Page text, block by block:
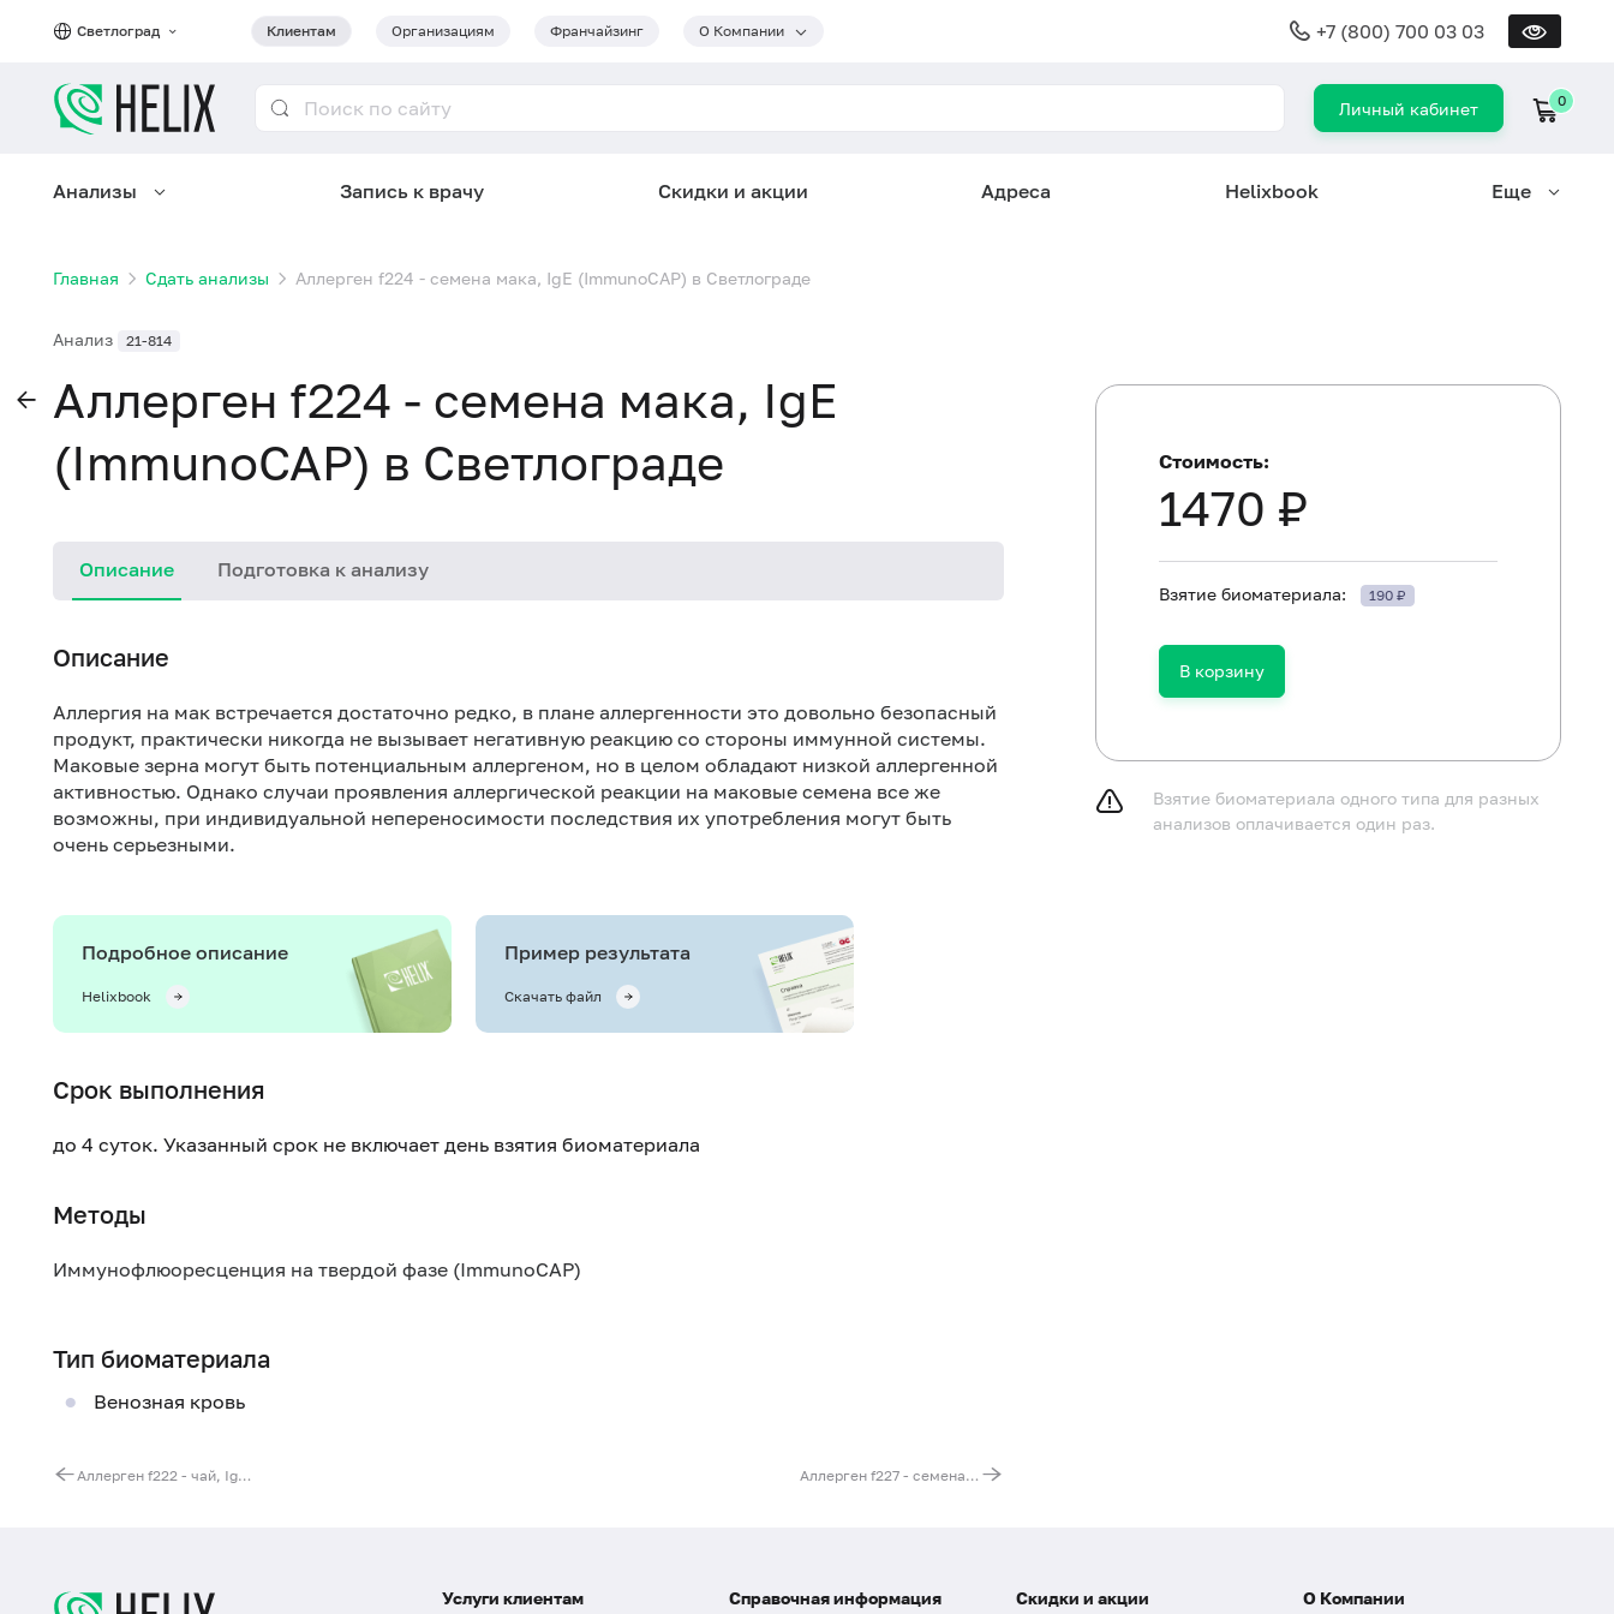
Светлоград Клиентам Организациям Франчайзинг О Компании +7 (800) 700 03 03
Личный кабинет 0
Анализы Запись к врачу Скидки и акции Адреса Helixbook Еще
Главная Сдать анализы Аллерген f224 - семена мака, IgE (ImmunoCAP) в Светлограде
Анализ 21-814
Аллерген f224 - семена мака, IgE
(ImmunoCAP) в Светлограде
Описание Подготовка к анализу
Описание
Аллергия на мак встречается достаточно редко, в плане аллергенности это довольно безопасный
продукт, практически никогда не вызывает негативную реакцию со стороны иммунной системы.
Маковые зерна могут быть потенциальным аллергеном, но в целом обладают низкой аллергенной
активностью. Однако случаи проявления аллергической реакции на маковые семена все же
возможны, при индивидуальной непереносимости последствия их употребления могут быть
очень серьезными.
Подробное описание
Helixbook
Пример результата
Скачать файл
Срок выполнения
до 4 суток. Указанный срок не включает день взятия биоматериала
Методы
Иммунофлюоресценция на твердой фазе (ImmunoCAP)
Тип биоматериала
Венозная кровь
Аллерген f222 - чай, IgE (ImmunoCAP) Аллерген f227 - семена сахарной свёклы, IgE (ImmunoCAP)
Не курить в течение 30 минут до исследования.
Стоимость:
1470 ₽
Взятие биоматериала: 190 ₽
В корзину
Взятие биоматериала одного типа для разных
анализов оплачивается один раз.
Услуги клиентам Справочная информация Скидки и акции О Компании